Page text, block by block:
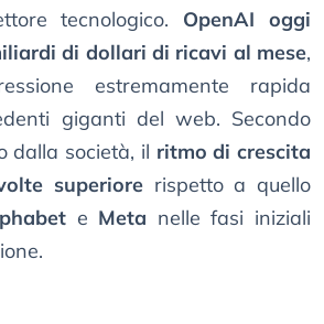
tecnologico. OpenAI oggi
di dollari di ricavi al mese,
estremamente rapida
giganti del web. Secondo
dalla società, il ritmo di crescita
superiore rispetto a quello
e Meta nelle fasi iniziali